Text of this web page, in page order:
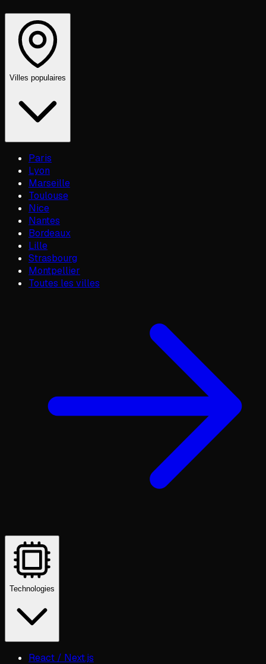
Villes populaires
Paris
Lyon
Marseille
Toulouse
Nice
Nantes
Bordeaux
Lille
Strasbourg
Montpellier
Toutes les villes
Technologies
React / Next.js